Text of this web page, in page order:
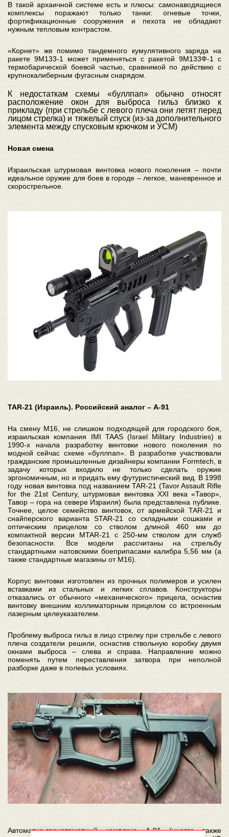
В такой архаичной системе есть и плюсы: самонаводящиеся
комплексы поражают только танки: огневые точки,
фортификационные сооружения и пехота не обладают
нужным тепловым контрастом.
«Корнет» же помимо тандемного кумулятивного заряда на
ракете 9М133-1 может применяться с ракетой 9М133Ф-1 с
термобарической боевой частью, сравнимой по действию с
крупнокалиберным фугасным снарядом.
К недостаткам схемы «буллпап» обычно относят
расположение окон для выброса гильз близко к
прикладу (при стрельбе с левого плеча они летят перед
лицом стрелка) и тяжелый спуск (из-за дополнительного
элемента между спусковым крючком и УСМ)
Новая смена
Израильская штурмовая винтовка нового поколения – почти
идеальное оружие для боев в городе – легкое, маневренное и
скорострельное.
TAR-21 (Израиль). Российский аналог – А-91
На смену M16, не слишком подходящей для городского боя,
израильская компания IMI TAAS (Israel Military Industries) в
1990-х начала разработку винтовки нового поколения по
модной сейчас схеме «буллпап». В разработке участвовали
гражданские промышленные дизайнеры компании Formtech, в
задачу которых входило не только сделать оружие
эргономичным, но и придать ему футуристический вид. В 1998
году новая винтовка под названием TAR-21 (Tavor Assault Rifle
for the 21st Century, штурмовая винтовка XXI века «Тавор»,
Тавор – гора на севере Израиля) была представлена публике.
Точнее, целое семейство винтовок, от армейской TAR-21 и
снайперского варианта STAR-21 со складными сошками и
оптическим прицелом со стволом длиной 460 мм до
компактной версии MTAR-21 с 250-мм стволом для служб
безопасности. Все модели рассчитаны на стрельбу
стандартными натовскими боеприпасами калибра 5,56 мм (а
также стандартные магазины от M16).
Корпус винтовки изготовлен из прочных полимеров и усилен
вставками из стальных и легких сплавов. Конструкторы
отказались от обычного «механического» прицела, оснастив
винтовку внешним коллиматорным прицелом со встроенным
лазерным целеуказателем.
Проблему выброса гильз в лицо стрелку при стрельбе с левого
плеча создатели решили, оснастив ствольную коробку двумя
окнами выброса – слева и справа. Направление можно
поменять путем переставления затвора при неполной
разборке даже в полевых условиях.
Автоматно-гранатометный комплекс А-91 (иногда также